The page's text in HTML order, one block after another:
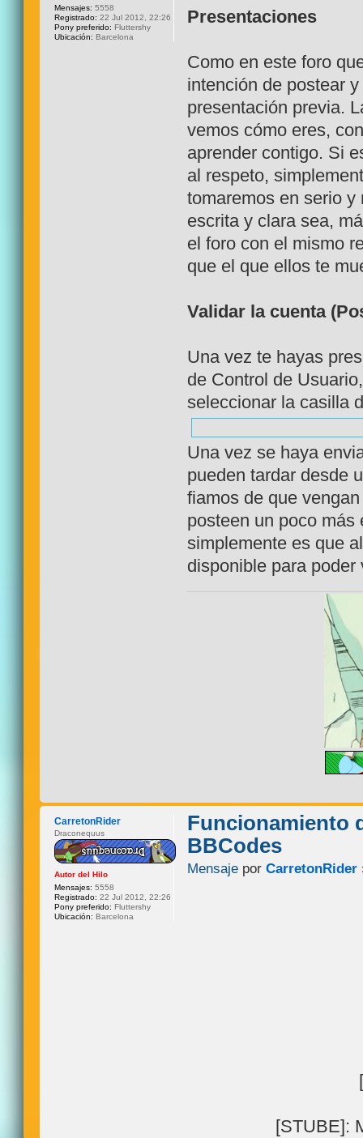
Presentaciones
Como en este foro
intención de postear
presentación previa.
vemos cómo eres,
aprender contigo. Si
al respeto,
tomaremos en serio
escrita y clara sea,
el foro con el mismo
que el que ellos te
Validar la cuenta
Una vez te hayas
de Control de
seleccionar la casilla
Una vez se haya
pueden tardar desde
fiamos de que
posteen un poco
simplemente es que
disponible para poder
Mensajes: 5558
Registrado: 22 Jul 2012, 22:26
Pony preferido: Fluttershy
Ubicación: Barcelona
Funcionamiento
BBCodes
Mensaje porCarretonRider
[STUBE]:
CarretonRider
Draconequus
Autor del Hilo
Mensajes: 5558
Registrado: 22 Jul 2012, 22:26
Pony preferido: Fluttershy
Ubicación: Barcelona